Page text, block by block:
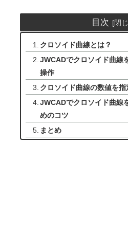
目次
クロソイド曲線とは？
JWCADでクロソイド曲線
操作
クロソイド曲線の数値を
JWCADでクロソイド曲線
めのコツ
まとめ